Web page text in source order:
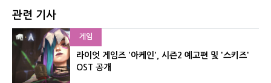
관련 기사
게임
라이엇 게임즈 '아케인', 시즌2 예고편 및 '스키즈'
OST 공개